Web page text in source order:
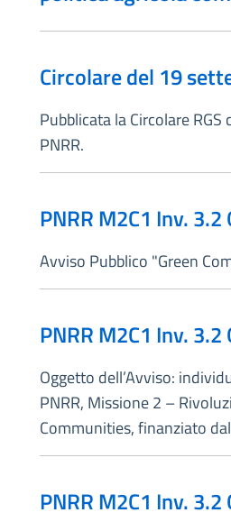
Circolare del 19
Pubblicata la Circolare
PNRR.
PNRR M2C1 Inv.
Avviso Pubblico "Green
PNRR M2C1 Inv.
Oggetto dell’Avviso:
PNRR, Missione 2 –
Communities, finanziato
PNRR M2C1 Inv.